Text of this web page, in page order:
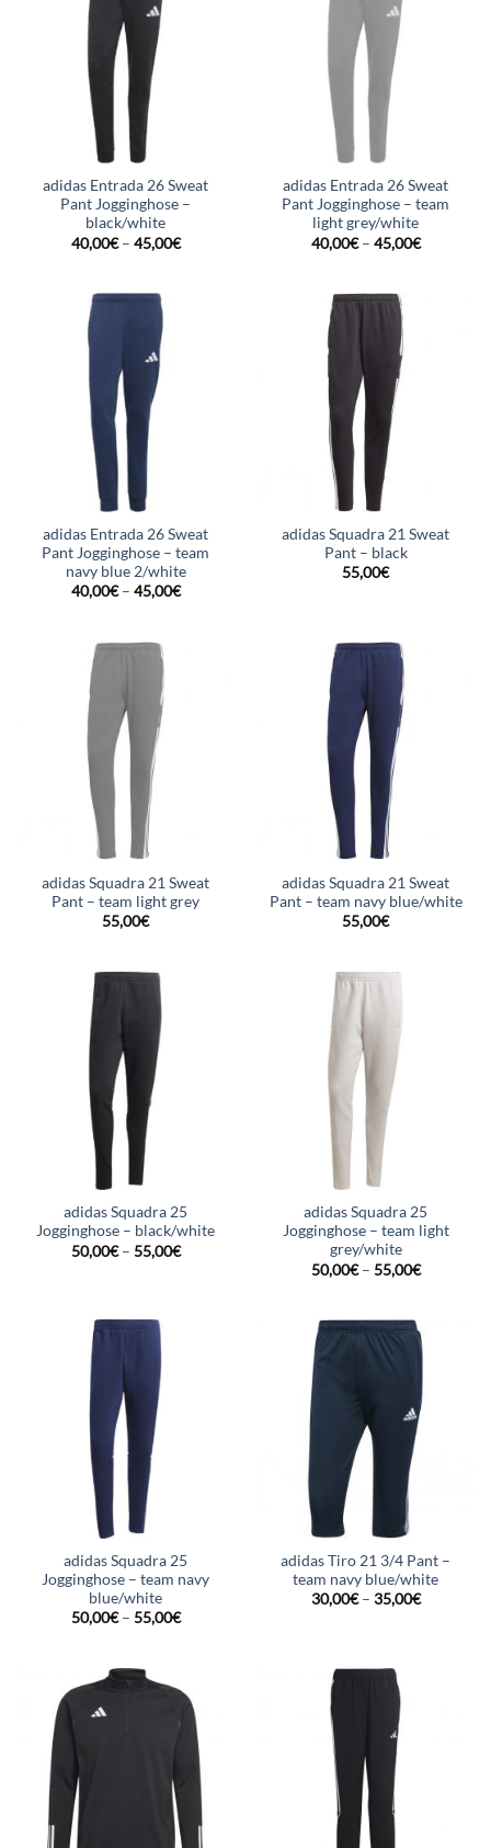
adidas Entrada 26 Sweat
Pant Jogginghose –
black/white
40,00€– 45,00€
adidas Entrada 26 Sweat
Pant Jogginghose – team
light grey/white
40,00€– 45,00€
adidas Entrada 26 Sweat
Pant Jogginghose – team
navy blue 2/white
40,00€– 45,00€
adidas Squadra 21 Sweat
Pant – black
55,00€
adidas Squadra 21 Sweat
Pant – team light grey
55,00€
adidas Squadra 21 Sweat
Pant – team navy blue/white
55,00€
adidas Squadra 25
Jogginghose – black/white
50,00€– 55,00€
adidas Squadra 25
Jogginghose – team light
grey/white
50,00€– 55,00€
adidas Squadra 25
Jogginghose – team navy
blue/white
50,00€– 55,00€
adidas Tiro 21 3/4 Pant –
team navy blue/white
30,00€– 35,00€